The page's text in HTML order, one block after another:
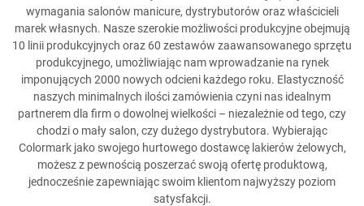
wymagania salonów manicure, dystrybutorów oraz właścicieli
marek własnych. Nasze szerokie możliwości produkcyjne obejmują
10 linii produkcyjnych oraz 60 zestawów zaawansowanego sprzętu
produkcyjnego, umożliwiając nam wprowadzanie na rynek
imponujących 2000 nowych odcieni każdego roku. Elastyczność
naszych minimalnych ilości zamówienia czyni nas idealnym
partnerem dla firm o dowolnej wielkości – niezależnie od tego, czy
chodzi o mały salon, czy dużego dystrybutora. Wybierając
Colormark jako swojego hurtowego dostawcę lakierów żelowych,
możesz z pewnością poszerzać swoją ofertę produktową,
jednocześnie zapewniając swoim klientom najwyższy poziom
satysfakcji.